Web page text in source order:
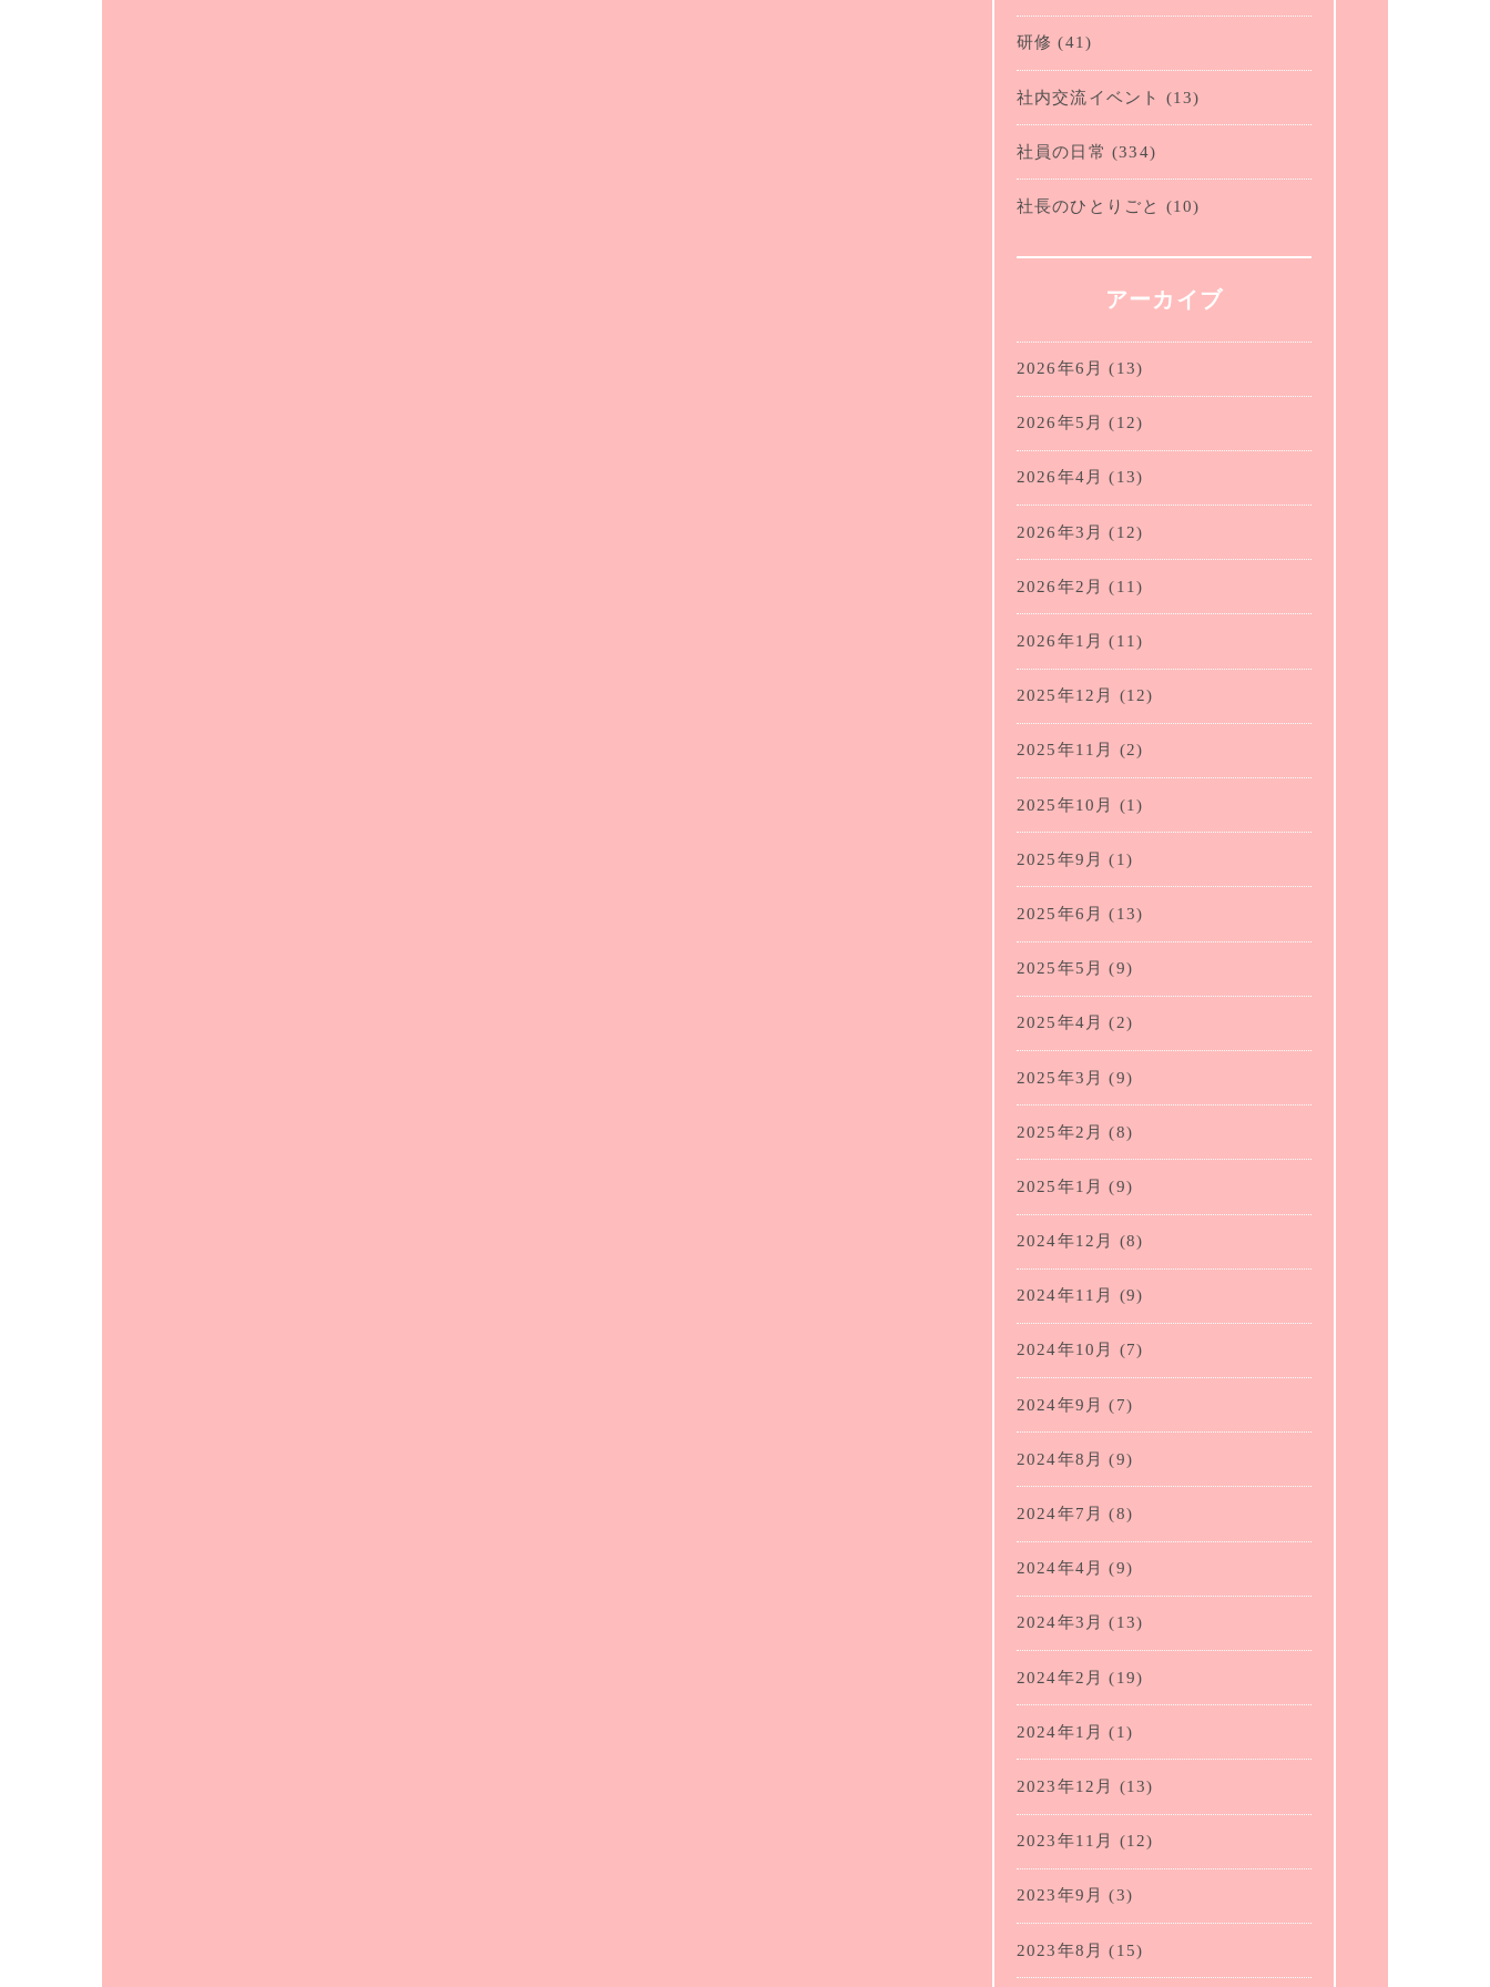
研修 (41)
社内交流イベント (13)
社員の日常 (334)
社長のひとりごと (10)
アーカイブ
2026年6月 (13)
2026年5月 (12)
2026年4月 (13)
2026年3月 (12)
2026年2月 (11)
2026年1月 (11)
2025年12月 (12)
2025年11月 (2)
2025年10月 (1)
2025年9月 (1)
2025年6月 (13)
2025年5月 (9)
2025年4月 (2)
2025年3月 (9)
2025年2月 (8)
2025年1月 (9)
2024年12月 (8)
2024年11月 (9)
2024年10月 (7)
2024年9月 (7)
2024年8月 (9)
2024年7月 (8)
2024年4月 (9)
2024年3月 (13)
2024年2月 (19)
2024年1月 (1)
2023年12月 (13)
2023年11月 (12)
2023年9月 (3)
2023年8月 (15)